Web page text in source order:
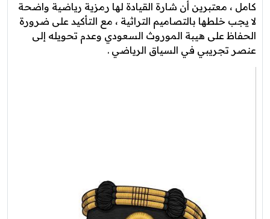
كامل ، معتبرين أن شارة القيادة لها رمزية رياضية واضحة
لا يجب خلطها بالتصاميم التراثية ، مع التأكيد على ضرورة
الحفاظ على هيبة الموروث السعودي وعدم تحويله إلى
عنصر تجريبي في السياق الرياضي .